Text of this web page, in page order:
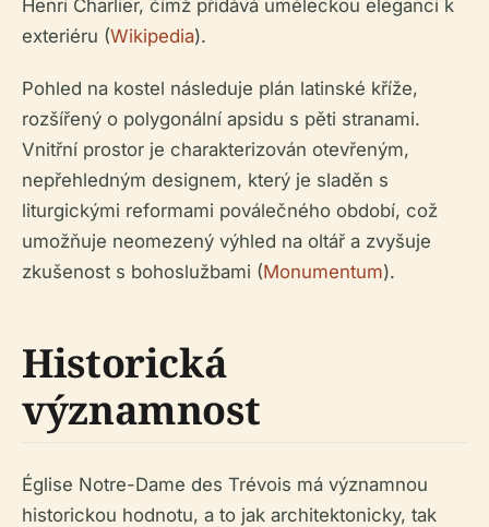
Henri Charlier, čímž přidává uměleckou eleganci k
exteriéru (Wikipedia).
Pohled na kostel následuje plán latinské kříže,
rozšířený o polygonální apsidu s pěti stranami.
Vnitřní prostor je charakterizován otevřeným,
nepřehledným designem, který je sladěn s
liturgickými reformami poválečného období, což
umožňuje neomezený výhled na oltář a zvyšuje
zkušenost s bohoslužbami (Monumentum).
Historická
významnost
Église Notre-Dame des Trévois má významnou
historickou hodnotu, a to jak architektonicky, tak